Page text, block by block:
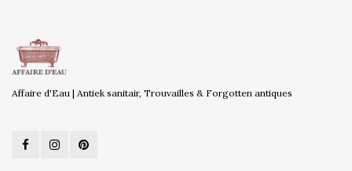
Affaire d'Eau | Antiek sanitair, Trouvailles & Forgotten antiques